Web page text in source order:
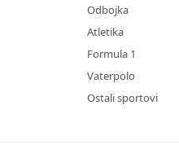
Odbojka
Atletika
Formula 1
Vaterpolo
Ostali sportovi